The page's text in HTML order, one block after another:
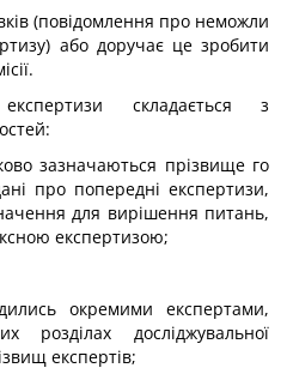
(повідомлення про неможли
або доручає це зробити
складається з
зазначаються прізвище го
про попередні експертизи,
для вирішення питань,
експертизою;
окремими експертами,
розділах досліджувальної
експертів;